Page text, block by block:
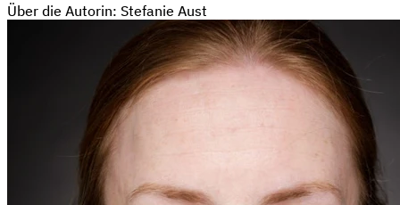
Über die Autorin: Stefanie Aust